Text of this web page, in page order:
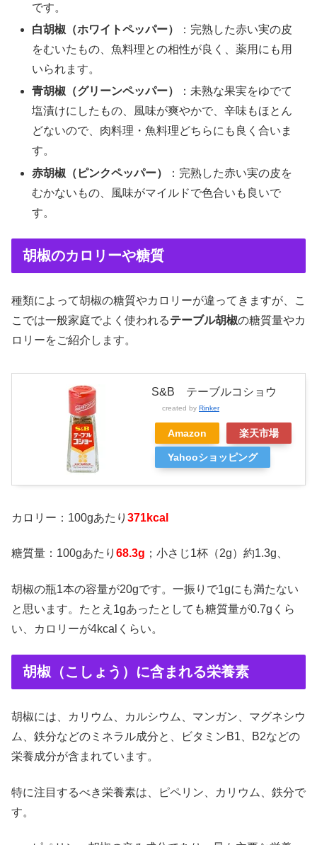
です。
白胡椒（ホワイトペッパー）
：完熟した赤い実の皮
をむいたもの、魚料理との相性が良く、薬用にも用
いられます。
青胡椒（グリーンペッパー）
：未熟な果実をゆでて
塩漬けにしたもの、風味が爽やかで、辛味もほとん
どないので、肉料理・魚料理どちらにも良く合いま
す。
赤胡椒（ピンクペッパー）
：完熟した赤い実の皮を
むかないもの、風味がマイルドで色合いも良いで
す。
胡椒のカロリーや糖質
種類によって胡椒の糖質やカロリーが違ってきますが、こ
こでは一般家庭でよく使われるテーブル胡椒の糖質量やカ
ロリーをご紹介します。
S&B テーブルコショウ
created by Rinker
Amazon 楽天市場
Yahooショッピング
カロリー：100gあたり 371kcal
糖質量：100gあたり 68.3g ；小さじ1杯（2g）約1.3g、
胡椒の瓶1本の容量が20gです。一振りで1gにも満たない
と思います。たとえ1gあったとしても糖質量が0.7gくら
い、カロリーが4kcalくらい。
胡椒（こしょう）に含まれる栄養素
胡椒には、カリウム、カルシウム、マンガン、マグネシウ
ム、鉄分などのミネラル成分と、ビタミンB1、B2などの
栄養成分が含まれています。
特に注目するべき栄養素は、ピペリン、カリウム、鉄分で
す。